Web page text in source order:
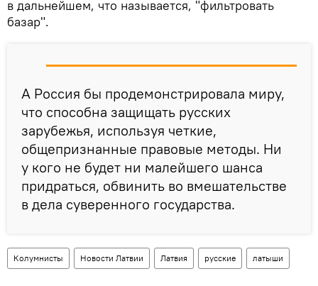
в дальнейшем, что называется, "фильтровать
базар".
А Россия бы продемонстрировала миру,
что способна защищать русских
зарубежья, используя четкие,
общепризнанные правовые методы. Ни
у кого не будет ни малейшего шанса
придраться, обвинить во вмешательстве
в дела суверенного государства.
Колумнисты Новости Латвии Латвия русские латыши